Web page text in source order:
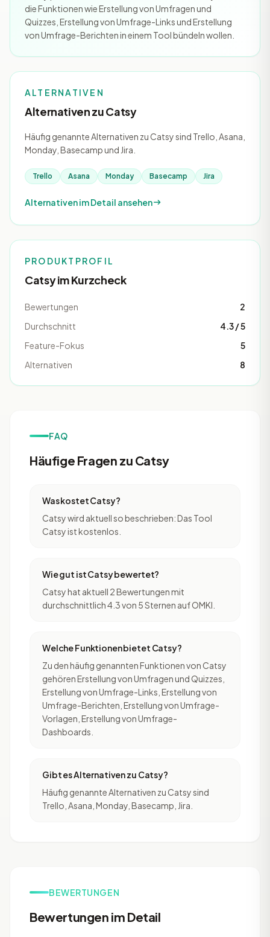
die Funktionen wie Erstellung von Umfragen und
Quizzes, Erstellung von Umfrage-Links und Erstellung
von Umfrage-Berichten in einem Tool bündeln wollen.
ALTERNATIVEN
Alternativen zu Catsy
Häufig genannte Alternativen zu Catsy sind Trello, Asana,
Monday, Basecamp und Jira.
Trello Asana Monday Basecamp Jira
Alternativen im Detail ansehen
PRODUKTPROFIL
Catsy im Kurzcheck
Bewertungen
2
Durchschnitt
4.3 / 5
Feature-Fokus
5
Alternativen
8
FAQ
Häufige Fragen zu Catsy
Was kostet Catsy?
Catsy wird aktuell so beschrieben: Das Tool
Catsy ist kostenlos.
Wie gut ist Catsy bewertet?
Catsy hat aktuell 2 Bewertungen mit
durchschnittlich 4.3 von 5 Sternen auf OMKI.
Welche Funktionen bietet Catsy?
Zu den häufig genannten Funktionen von Catsy
gehören Erstellung von Umfragen und Quizzes,
Erstellung von Umfrage-Links, Erstellung von
Umfrage-Berichten, Erstellung von Umfrage-
Vorlagen, Erstellung von Umfrage-
Dashboards.
Gibt es Alternativen zu Catsy?
Häufig genannte Alternativen zu Catsy sind
Trello, Asana, Monday, Basecamp, Jira.
BEWERTUNGEN
Bewertungen im Detail